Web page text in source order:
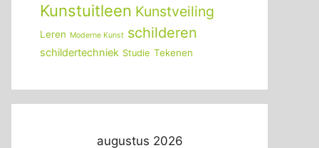
Kunstuitleen Kunstveiling
Leren Moderne Kunst schilderen
schildertechniek Studie Tekenen
augustus 2026